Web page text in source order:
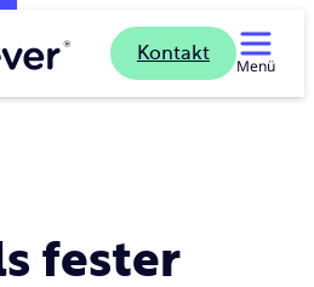
Kontakt
Menü
fester